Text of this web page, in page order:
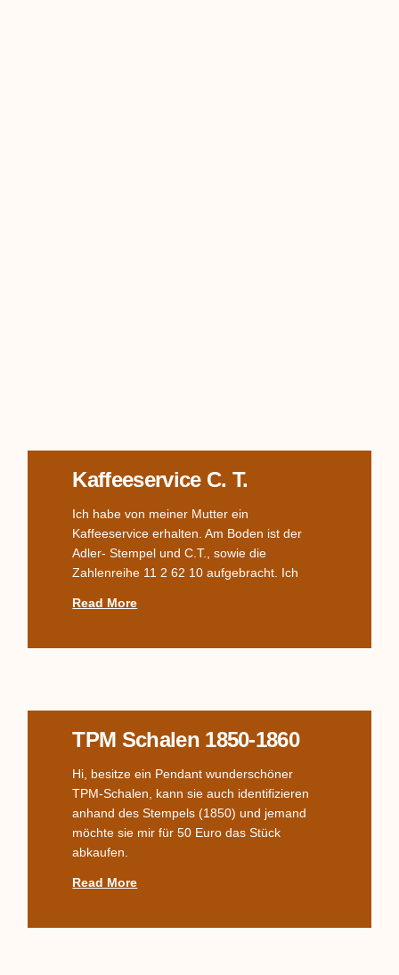
Kaffeeservice C. T.
Ich habe von meiner Mutter ein
Kaffeeservice erhalten. Am Boden ist der
Adler- Stempel und C.T., sowie die
Zahlenreihe 11 2 62 10 aufgebracht. Ich
Read More
TPM Schalen 1850-1860
Hi, besitze ein Pendant wunderschöner
TPM-Schalen, kann sie auch identifizieren
anhand des Stempels (1850) und jemand
möchte sie mir für 50 Euro das Stück
abkaufen.
Read More